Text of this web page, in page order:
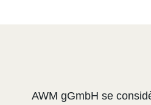
AWM gGmbH se